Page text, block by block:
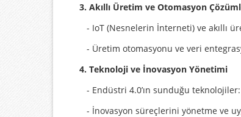
3. Akıllı Üretim ve Otomasyon
- IoT (Nesnelerin İnterneti) ve akıllı
- Üretim otomasyonu ve veri
4. Teknoloji ve İnovasyon Yönetimi
- Endüstri 4.0’ın sunduğu
- İnovasyon süreçlerini yönetme ve